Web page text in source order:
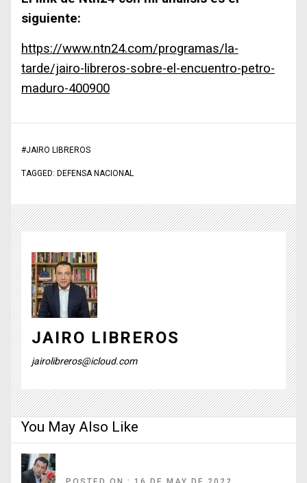
siguiente:
https://www.ntn24.com/programas/la-
tarde/jairo-libreros-sobre-el-encuentro-petro-
maduro-400900
#JAIRO LIBREROS
TAGGED: DEFENSA NACIONAL
JAIRO LIBREROS
jairolibreros@icloud.com
You May Also Like